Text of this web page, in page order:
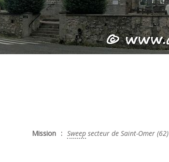
Mission : Sweep secteur de Saint-Omer (62)